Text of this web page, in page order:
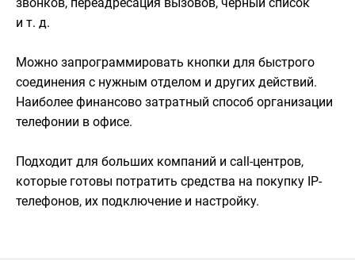
и т. д.
Можно запрограммировать кнопки для быстрого
соединения с нужным отделом и других действий.
Наиболее финансово затратный способ организации
телефонии в офисе.
Подходит для больших компаний и call-центров,
которые готовы потратить средства на покупку IP-
телефонов, их подключение и настройку.